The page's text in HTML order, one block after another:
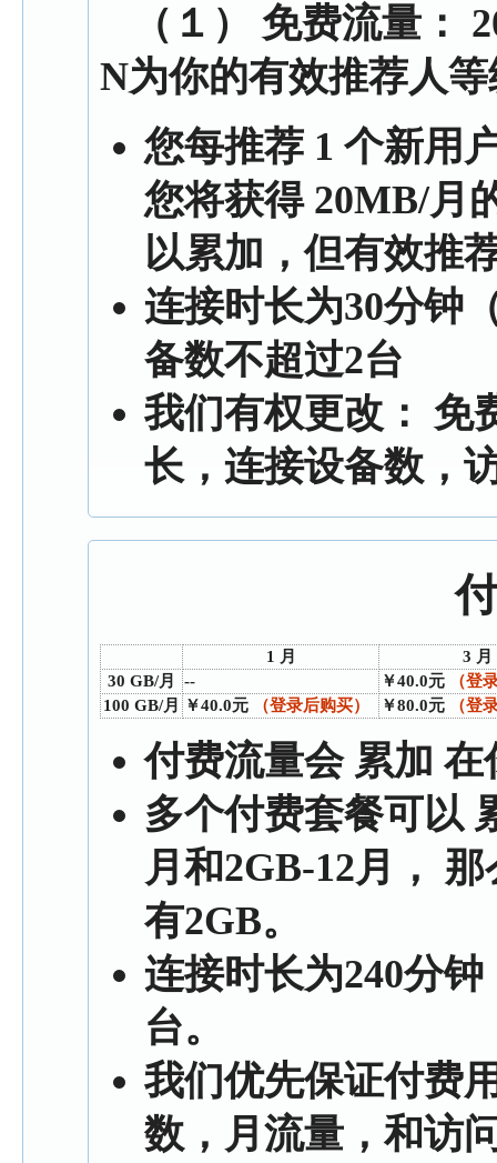
（１） 免费流量：
N为你的有效推荐人
您每推荐 1 个新用
您将获得 20MB/月
以累加，但有效推
连接时长为30分钟
备数不超过2台
我们有权更改： 免
长，连接设备数，
1 月
3 月
30 GB/月
-- ￥40.0元
（登
100 GB/月
￥40.0元 （登录后购买） ￥80.0元 （登
付费流量会累加 在
多个付费套餐可以
月和2GB-12月，
有2GB。
连接时长为240分
台。
我们优先保证付费
数，月流量，和访